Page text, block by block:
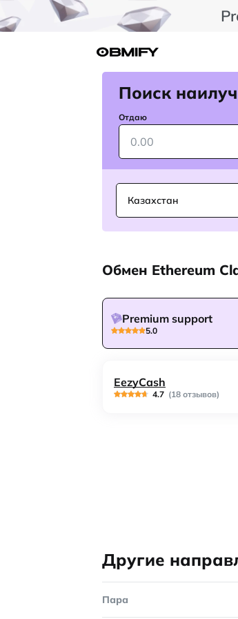
Поиск
Отдаю
Казахстан
Обмен Ethereum
Premium support
5.0
EezyCash
4.7 (18 отзывов)
Другие
Пара